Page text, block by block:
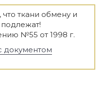
ткани обмену и
№55 от 1998 г.
документом